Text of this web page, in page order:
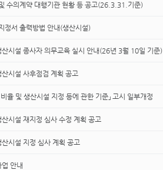
수의계약 대행기관 현황 등 공고(26.3.31.기준)
정서 출력방법 안내(생산시설)
시설 종사자 의무교육 실시 안내(26년 3월 10일 기준)
시설 사후점검 계획 공고
율 및 생산시설 지정 등에 관한 기준」 고시 일부개정
시설 재지정 심사 수정 계획 공고
시설 지정 심사 계획 공고
안내